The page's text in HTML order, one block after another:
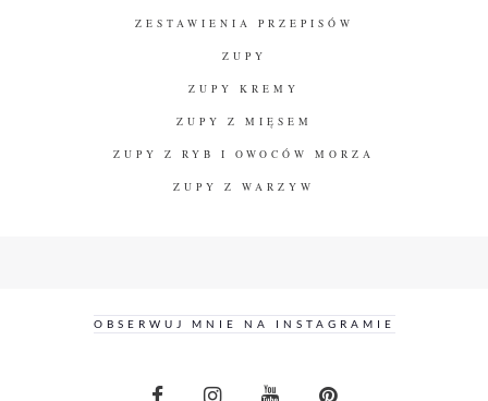
ZESTAWIENIA PRZEPISÓW
ZUPY
ZUPY KREMY
ZUPY Z MIĘSEM
ZUPY Z RYB I OWOCÓW MORZA
ZUPY Z WARZYW
OBSERWUJ MNIE NA INSTAGRAMIE